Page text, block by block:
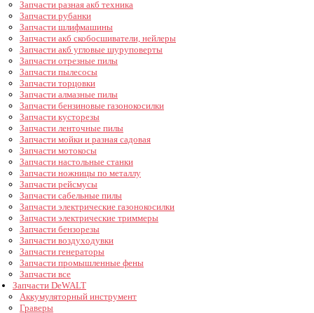
Запчасти разная акб техника
Запчасти рубанки
Запчасти шлифмашины
Запчасти акб скобосшиватели, нейлеры
Запчасти акб угловые шуруповерты
Запчасти отрезные пилы
Запчасти пылесосы
Запчасти торцовки
Запчасти алмазные пилы
Запчасти бензиновые газонокосилки
Запчасти кусторезы
Запчасти ленточные пилы
Запчасти мойки и разная садовая
Запчасти мотокосы
Запчасти настольные станки
Запчасти ножницы по металлу
Запчасти рейсмусы
Запчасти сабельные пилы
Запчасти электрические газонокосилки
Запчасти электрические триммеры
Запчасти бензорезы
Запчасти воздуходувки
Запчасти генераторы
Запчасти промышленные фены
Запчасти все
Запчасти DeWALT
Аккумуляторный инструмент
Граверы